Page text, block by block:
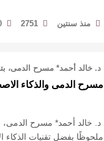
منذ سنتين 2751
د. خالد أحمد* مسرح الدمى،
مسرح الدمى والذكاء
د. خالد أحمد* مسرح الدمى،
ملحوظًا بفضل تقنيات الذكاء